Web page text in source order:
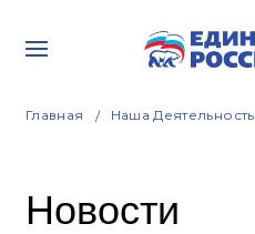
Главная Наша Деятельность
Новости